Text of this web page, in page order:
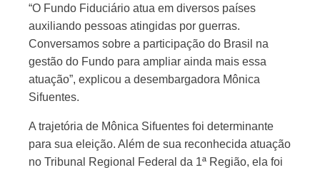
“O Fundo Fiduciário atua em diversos países
auxiliando pessoas atingidas por guerras.
Conversamos sobre a participação do Brasil na
gestão do Fundo para ampliar ainda mais essa
atuação”, explicou a desembargadora Mônica
Sifuentes.
A trajetória de Mônica Sifuentes foi determinante
para sua eleição. Além de sua reconhecida atuação
no Tribunal Regional Federal da 1ª Região, ela foi